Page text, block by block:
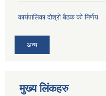
कार्यपालिका दोश्रो बैठक को निर्णय
अन्य
मुख्य लिंकहरु